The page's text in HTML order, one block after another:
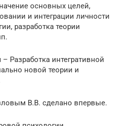
основных целей,
и интеграции личности
разработка теории
Разработка интегративной
новой теории и
В.В. сделано впервые.